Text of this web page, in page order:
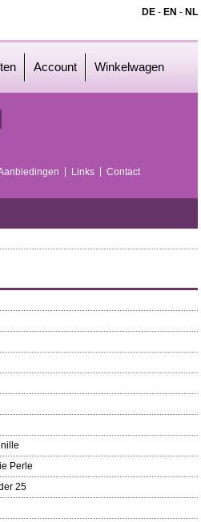
DE- EN - NL
Account Winkelwagen
Links Contact
Perle
25